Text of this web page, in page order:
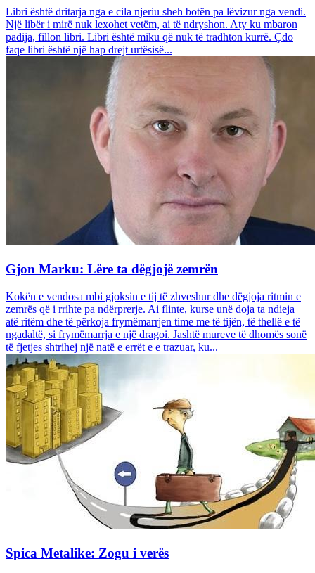
Libri është dritarja nga e cila njeriu sheh botën pa lëvizur nga vendi.
Një libër i mirë nuk lexohet vetëm, ai të ndryshon. Aty ku mbaron
padija, fillon libri. Libri është miku që nuk të tradhton kurrë. Çdo
faqe libri është një hap drejt urtësisë...
Gjon Marku: Lëre ta dëgjojë zemrën
Kokën e vendosa mbi gjoksin e tij të zhveshur dhe dëgjoja ritmin e
zemrës që i rrihte pa ndërprerje. Ai flinte, kurse unë doja ta ndieja
atë ritëm dhe të përkoja frymëmarrjen time me të tijën, të thellë e të
ngadaltë, si frymëmarrja e një dragoi. Jashtë mureve të dhomës sonë
të fjetjes shtrihej një natë e errët e e trazuar, ku...
Spica Metalike: Zogu i verës